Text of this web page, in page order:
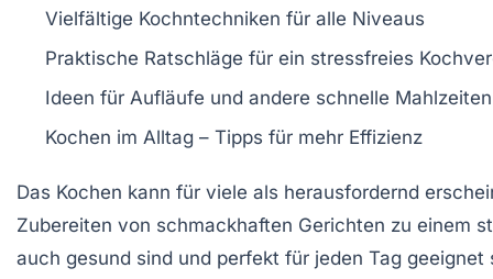
Vielfältige Kochntechniken für alle Niveaus
Praktische Ratschläge für ein stressfreies
Ideen für Aufläufe und andere schnelle Mahlzeiten
Kochen im Alltag – Tipps für mehr Effizienz
Das Kochen kann für viele als herausfordernd
Zubereiten von schmackhaften Gerichten zu einem
auch gesund sind und perfekt für jeden Tag geeignet